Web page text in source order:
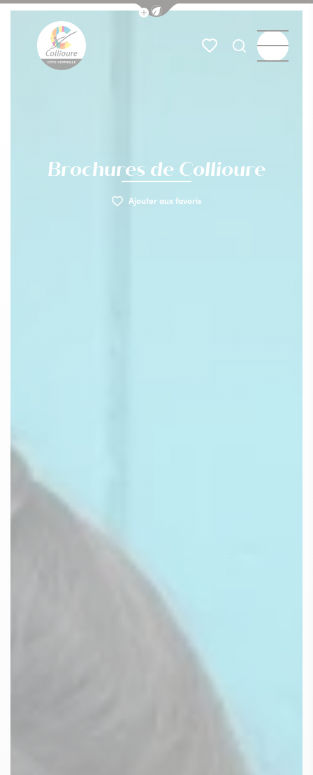
Afficher la barre de navigation du
Mes favoris
Je
Menu
Brochures de Collioure
Ajouter aux favoris